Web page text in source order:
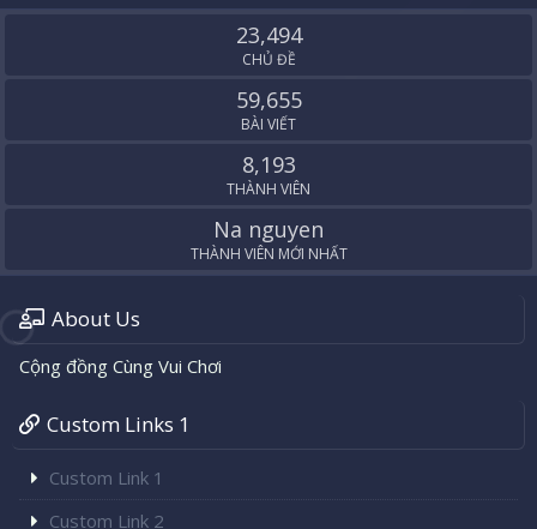
S
23,494
CHỦ ĐỀ
59,655
BÀI VIẾT
8,193
THÀNH VIÊN
Na nguyen
THÀNH VIÊN MỚI NHẤT
About Us
Cộng đồng Cùng Vui Chơi
Custom Links 1
Custom Link 1
Custom Link 2